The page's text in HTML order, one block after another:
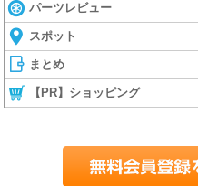
パーツレビュー
スポット
まとめ
【PR】ショッピング